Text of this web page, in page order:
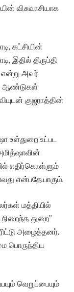
விசுவாசியாக
கட்சியின்
இதில் திருப்தி
அவர்
ஆண்டுகள்
குஜராத்தின்
உள்துறை உட்பட
எதிர்கொள்ளும்
என்பதேயாகும்.
மத்தியில்
துறை”
அழைத்தனர்.
பொருந்திய
வெறுப்பையும்